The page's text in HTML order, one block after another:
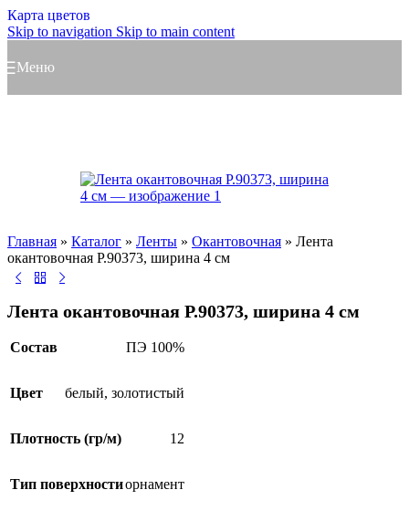
Карта цветов
Skip to navigation Skip to main content
Меню
Главная » Каталог » Ленты » Окантовочная » Лента
окантовочная Р.90373, ширина 4 см
Лента окантовочная Р.90373, ширина 4 см
Состав ПЭ 100%
Цвет белый, золотистый
Плотность (гр/м) 12
Тип поверхностиорнамент